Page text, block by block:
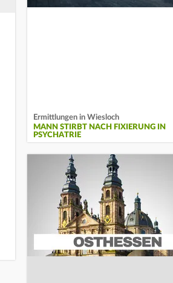
Ermittlungen in Wiesloch
MANN STIRBT NACH FIXIERUNG IN
PSYCHATRIE